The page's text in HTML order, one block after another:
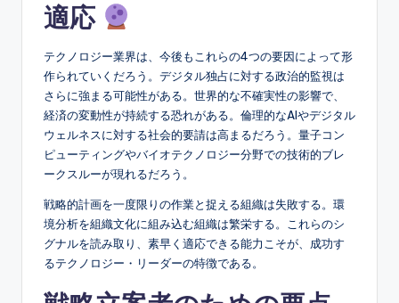
適応
テクノロジー業界は、今後もこれらの4つの要因によって形
作られていくだろう。デジタル独占に対する政治的監視は
さらに強まる可能性がある。世界的な不確実性の影響で、
経済の変動性が持続する恐れがある。倫理的なAIやデジタル
ウェルネスに対する社会的要請は高まるだろう。量子コン
ピューティングやバイオテクノロジー分野での技術的ブレ
ークスルーが現れるだろう。
戦略的計画を一度限りの作業と捉える組織は失敗する。環
境分析を組織文化に組み込む組織は繁栄する。これらのシ
グナルを読み取り、素早く適応できる能力こそが、成功す
るテクノロジー・リーダーの特徴である。